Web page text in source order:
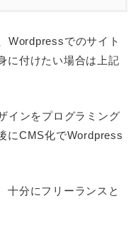
Wordpressでのサイト
に付けたい場合は上記
インをプログラミング
にCMS化でWordpress
十分にフリーランスと